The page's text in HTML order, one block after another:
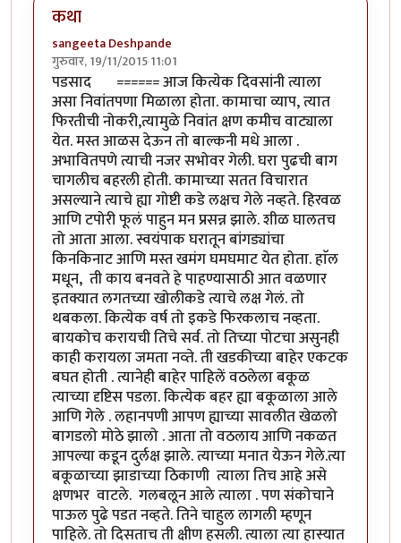
कथा
sangeeta Deshpande
गुरुवार, 19/11/2015 11:01
पडसाद ====== आज कित्येक दिवसांनी त्याला
असा निवांतपणा मिळाला होता. कामाचा व्याप, त्यात
फिरतीची नोकरी,त्यामुळे निवांत क्षण कमीच वाट्याला
येत. मस्त आळस देऊन तो बाल्कनी मधे आला .
अभावितपणे त्याची नजर सभोवर गेली. घरा पुढची बाग
चागलीच बहरली होती. कामाच्या सतत विचारात
असल्याने त्याचे ह्या गोष्टी कडे लक्षच गेले नव्हते. हिरवळ
आणि टपोरी फूलं पाहुन मन प्रसन्न झाले. शीळ घालतच
तो आता आला. स्वयंपाक घरातून बांगड्यांचा
किनकिनाट आणि मस्त खमंग घमघमाट येत होता. हाॅल
मधून, ती काय बनवते हे पाहण्यासाठी आत वळणार
इतक्यात लगतच्या खोलीकडे त्याचे लक्ष गेलं. तो
थबकला. कित्येक वर्ष तो इकडे फिरकलाच नव्हता.
बायकोच करायची तिचे सर्व. तो तिच्या पोटचा असुनही
काही करायला जमता नव्ते. ती खडकीच्या बाहेर एकटक
बघत होती . त्यानेही बाहेर पाहिलें वठलेला बकूळ
त्याच्या दृष्टिस पडला. कित्येक बहर ह्या बकूळाला आले
आणि गेले . लहानपणी आपण ह्याच्या सावलीत खेळलो
बागडलो मोठे झालो . आता तो वठलाय आणि नकळत
आपल्या कडून दुर्लक्ष झाले. त्याच्या मनात येऊन गेले.त्या
बकूळाच्या झाडाच्या ठिकाणी त्याला तिच आहे असे
क्षणभर वाटले. गलबलून आले त्याला . पण संकोचाने
पाऊल पुढे पडत नव्हते. तिने चाहुल लागली म्हणून
पाहिले. तो दिसताच ती क्षीण हसली. त्याला त्या हास्यात